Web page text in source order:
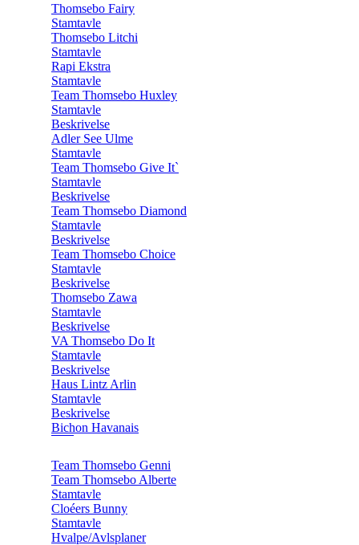
Thomsebo Fairy
Stamtavle
Thomsebo Litchi
Stamtavle
Rapi Ekstra
Stamtavle
Team Thomsebo Huxley
Stamtavle
Beskrivelse
Adler See Ulme
Stamtavle
Team Thomsebo Give It`
Stamtavle
Beskrivelse
Team Thomsebo Diamond
Stamtavle
Beskrivelse
Team Thomsebo Choice
Stamtavle
Beskrivelse
Thomsebo Zawa
Stamtavle
Beskrivelse
VA Thomsebo Do It
Stamtavle
Beskrivelse
Haus Lintz Arlin
Stamtavle
Beskrivelse
Bichon Havanais
Team Thomsebo Genni
Team Thomsebo Alberte
Stamtavle
Cloéers Bunny
Stamtavle
Hvalpe/Avlsplaner